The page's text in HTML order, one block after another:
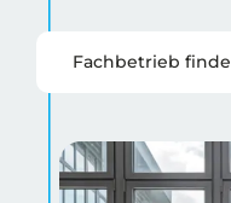
Fachbetrieb finde